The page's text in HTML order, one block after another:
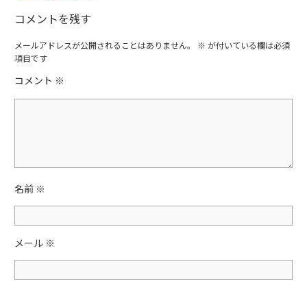
a
c
e
b
o
w
itt
er
コメントを残す
メールアドレスが公開されることはありません。 ※ が付いている欄は必須
項目です
コメント ※
名前 ※
メール ※